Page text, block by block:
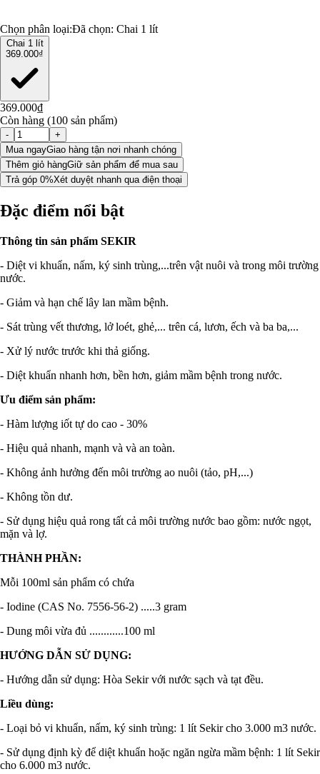
Chọn phân loại:Đã chọn: Chai 1 lít
Chai 1 lít
369.000₫
369.000₫
Còn hàng (100 sản phẩm)
-
+
Mua ngayGiao hàng tận nơi nhanh chóng
Thêm giỏ hàngGiữ sản phẩm để mua sau
Trả góp 0%Xét duyệt nhanh qua điện thoại
Đặc điểm nổi bật
Thông tin sản phẩm SEKIR
- Diệt vi khuẩn, nấm, ký sinh trùng,...trên vật nuôi và trong môi trường
nước.
- Giảm và hạn chế lây lan mầm bệnh.
- Sát trùng vết thương, lở loét, ghẻ,... trên cá, lươn, ếch và ba ba,...
- Xử lý nước trước khi thả giống.
- Diệt khuẩn nhanh hơn, bền hơn, giảm mầm bệnh trong nước.
Ưu điểm sản phẩm:
- Hàm lượng iốt tự do cao - 30%
- Hiệu quả nhanh, mạnh và và an toàn.
- Không ảnh hưởng đến môi trường ao nuôi (tảo, pH,...)
- Không tồn dư.
- Sử dụng hiệu quả rong tất cả môi trường nước bao gồm: nước ngọt,
mặn và lợ.
THÀNH PHẦN:
Mỗi 100ml sản phẩm có chứa
- Iodine (CAS No. 7556-56-2) .....3 gram
- Dung môi vừa đủ ............100 ml
HƯỚNG DẪN SỬ DỤNG:
- Hướng dẫn sử dụng: Hòa Sekir với nước sạch và tạt đều.
Liều dùng:
- Loại bỏ vi khuẩn, nấm, ký sinh trùng: 1 lít Sekir cho 3.000 m3 nước.
- Sử dụng định kỳ để diệt khuẩn hoặc ngăn ngừa mầm bệnh: 1 lít Sekir
cho 6.000 m3 nước.